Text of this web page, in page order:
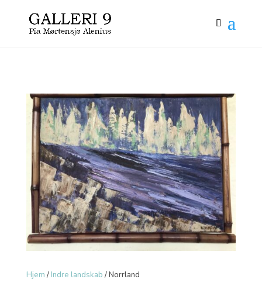
Hjem / Indre landskab / Norrland